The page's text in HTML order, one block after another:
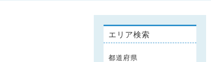
エリア検索
都道府県